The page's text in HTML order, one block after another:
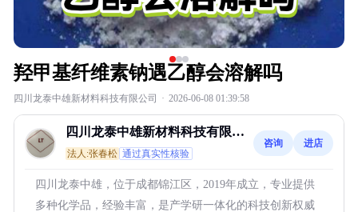
羟甲基纤维素钠遇乙醇会溶解吗
四川龙泰中雄新材料科技有限公司 · 2026-06-08 01:39:58
四川龙泰中雄新材料科技有限公
司
法人:张春松 通过真实性核验
咨询 进店
四川龙泰中雄，位于成都锦江区，2019年成立，专业提供
多种化学品，经验丰富，是产学研一体化的科技创新权威